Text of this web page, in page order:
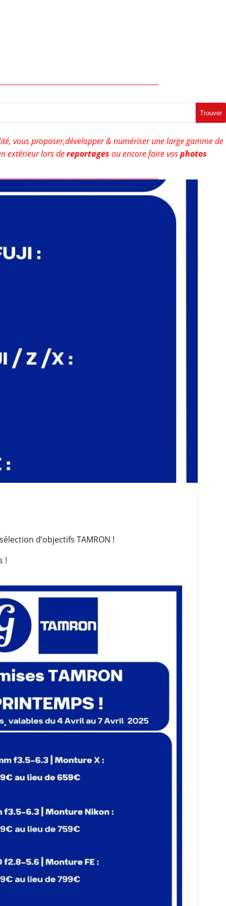
Trouver
vous proposer,développer & numériser une large gamme de
extérieur lors dereportages ou encore faire vosphotos
d’objectifs TAMRON !
!